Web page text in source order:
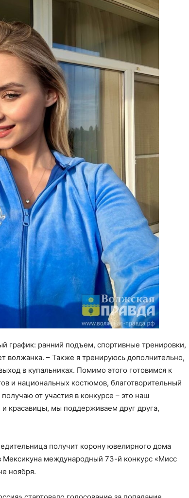
график: ранний подъем, спортивные тренировки,
волжанка. – Также я тренируюсь дополнительно,
в купальниках. Помимо этого готовимся к
и национальных костюмов, благотворительный
от участия в конкурсе – это наш
красавицы, мы поддерживаем друг друга,
получит корону ювелирного дома
Мексикуна международный 73-й конкурс «Мисс
ноября.